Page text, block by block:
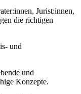
Jurist:innen,
die richtigen
und
und
Konzepte.